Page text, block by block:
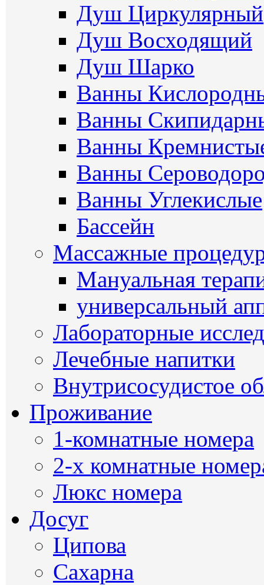
Душ Циркулярный
Душ Восходящий
Душ Шарко
Ванны
Ванны
Ванны
Ванны
Ванны Углекислые
Бассейн
Массажные
Мануальная
универсальный
Лабораторные
Лечебные напитки
Внутрисосудистое
Проживание
1-комнатные номера
2-х комнатные
Люкс номера
Досуг
Ципова
Сахарна